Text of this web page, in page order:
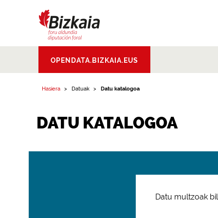
Aldundia.Diputacion
Foral de Bizkaia
OPENDATA.BIZKAIA.EUS
Hasiera Datuak Datu katalogoa
DATU KATALOGOA